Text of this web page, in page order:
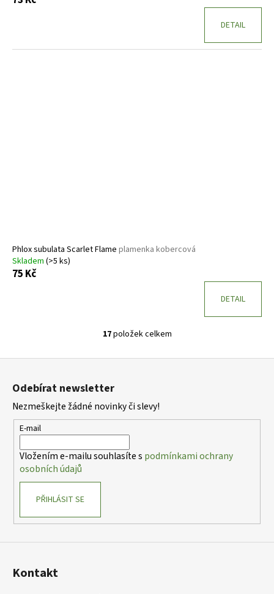
DETAIL
Phlox subulata Scarlet Flame plamenka kobercová
Skladem (>5 ks)
75 Kč
DETAIL
O
v
a
c
r
ý
p
17položek celkem
Z
Odebírat newsletter
Nezmeškejte žádné novinky či slevy!
E-mail
Vložením e-mailu souhlasíte s podmínkami ochrany
osobních údajů
PŘIHLÁSIT SE
Kontakt